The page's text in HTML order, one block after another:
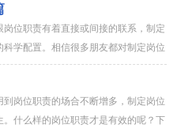
位职责有着直接或间接的联系，制定
学配置。相信很多朋友都对制定岗位
电经理岗位职责，供大家...
岗位职责的场合不断增多，制定岗位
什么样的岗位职责才是有效的呢？下